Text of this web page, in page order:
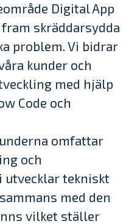
Digital App
skräddarsydda
problem. Vi bidrar
kunder och
med hjälp
Code och
omfattar
och
utvecklar tekniskt
med den
vilket ställer